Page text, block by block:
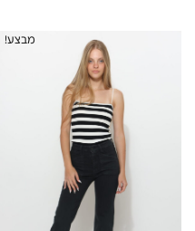
מבצע!